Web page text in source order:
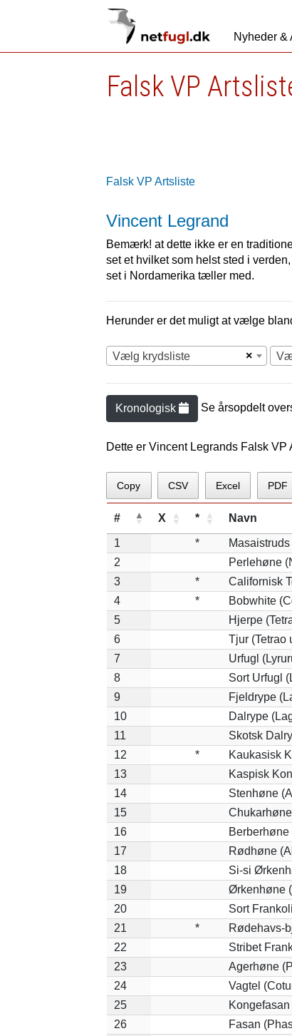
Nyheder &
Falsk VP
Falsk VP Artsliste
Vincent Legrand
Bemærk! at dette ikke er en
set et hvilket som helst sted i
set i Nordamerika tæller med.
Herunder er det muligt at vælge
×
Vælg krydsliste
Kronologisk Se årsopdelt
Dette er Vincent Legrands Falsk VP
Copy CSV Excel PDF
# X * Navn
1 *
2
Perlehøne
3
*
Californisk
4
*
Bobwhite
5
Hjerpe
6
Tjur (Tetrao
7
Urfugl
8
Sort Urfugl
9
Fjeldrype
10
Dalrype
11
Skotsk
12
*
Kaukasisk
13
Kaspisk
14
Stenhøne
15
16
17
Rødhøne
18
Si-si
19
Ørkenhøne
20
Sort
21
*
Rødehavs-
22
Stribet
23
Agerhøne
24
Vagtel
25
26
Fasan